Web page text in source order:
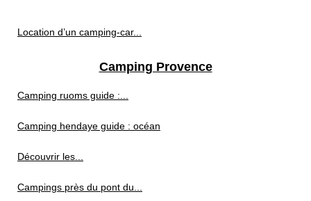
Location d’un camping-car...
Camping Provence
Camping ruoms guide :...
Camping hendaye guide : océan
Découvrir les...
Campings près du pont du...